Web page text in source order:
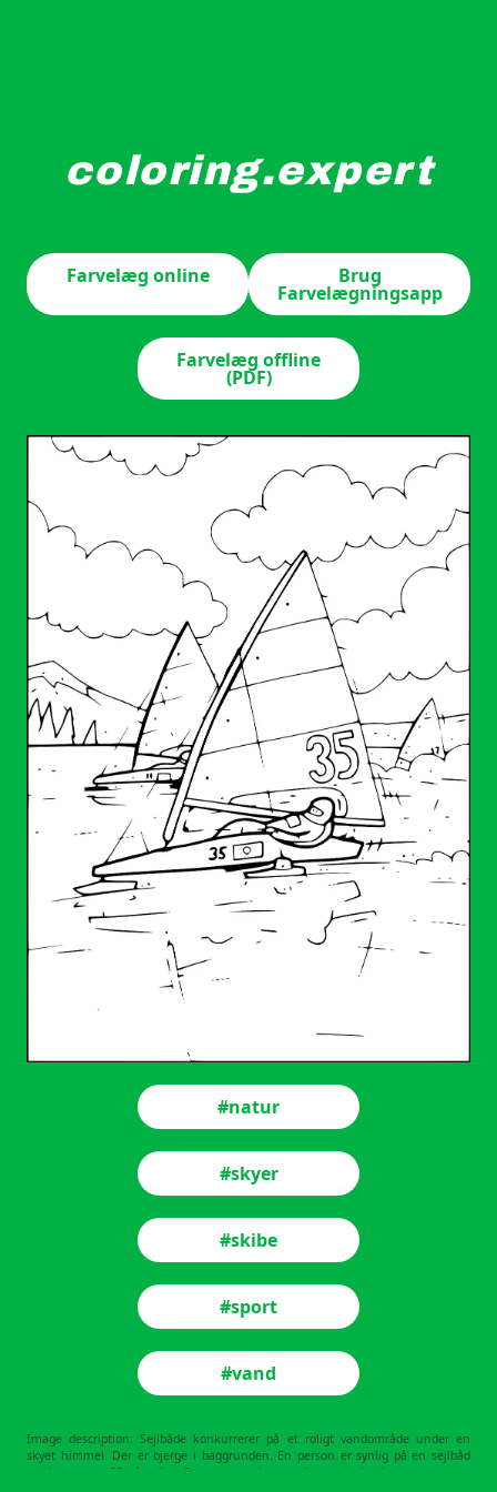
coloring.expert
Farvelæg online
Brug
Farvelægningsapp
Farvelæg offline
(PDF)
#natur
#skyer
#skibe
#sport
#vand
Image description: Sejlbåde konkurrerer på et roligt vandområde under en
skyet himmel. Der er bjerge i baggrunden. En person er synlig på en sejlbåd
med nummer 35 på sejlet. Scenen antyder et roligt, men konkurrencepræget